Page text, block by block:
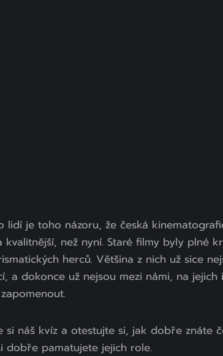
lidí je toho názoru, že česká
kvalitnější, než nyní. Staré filmy byly plné
herců. Většina z nich už sice
a dokonce už nejsou mezi námi, na
si náš kvíz a otestujte si, jak dobře znáte
dobře pamatujete jejich role.